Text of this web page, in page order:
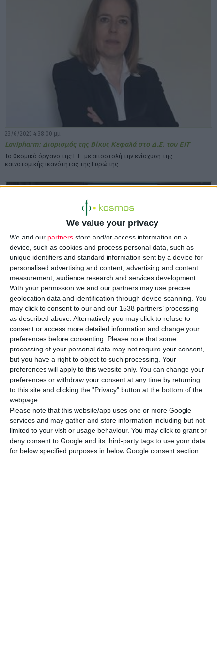
We value your privacy
We and our partners store and/or access information on a
device, such as cookies and process personal data, such as
unique identifiers and standard information sent by a device for
personalised advertising and content, advertising and content
measurement, audience research and services development.
With your permission we and our partners may use precise
geolocation data and identification through device scanning. You
may click to consent to our and our 1538 partners’ processing
as described above. Alternatively you may click to refuse to
consent or access more detailed information and change your
preferences before consenting. Please note that some
processing of your personal data may not require your consent,
but you have a right to object to such processing. Your
preferences will apply to this website only. You can change your
preferences or withdraw your consent at any time by returning
to this site and clicking the "Privacy" button at the bottom of the
webpage.
Please note that this website/app uses one or more Google
services and may gather and store information including but not
limited to your visit or usage behaviour. You may click to grant or
deny consent to Google and its third-party tags to use your data
for below specified purposes in below Google consent section.
23/6/2025 4:38:00 μμ
Lavipharm: Διορισμός της Βίκυς Κεφαλά στο Δ.Σ. του EIT
Το θεσμικό όργανο της Ε.Ε. με αποστολή την ενίσχυση της
καινοτομικής ικανότητας της Ευρώπης
20/6/2025 4:46:31 μμ
Όμιλος ΣΥΦΑ Θεσσαλονίκης: Ολοκληρώθηκε το 5ο
SYFALearning σε συνεργασία με τη Servier
Με θέμα: «Ο ρόλος του φαρμακοποιού στη διαχείριση των ασθενών με
φλεβικές παθήσεις»